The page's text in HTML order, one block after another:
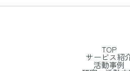
TOP
サービス紹
活動事例